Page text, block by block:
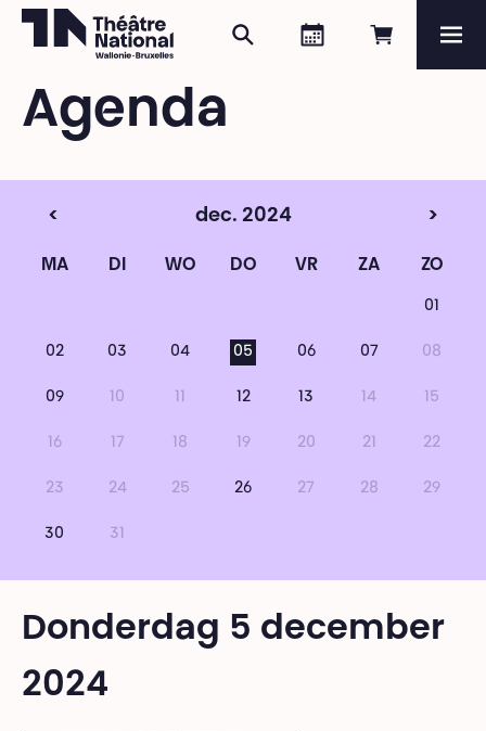
Online
Agenda
Zoeken
Agenda
< dec. 2024 >
MA DI WO DO VR ZA ZO
01
02 03 04 05 06 07 08
09 10 11 12 13 14 15
16 17 18 19 20 21 22
23 24 25 26 27 28 29
30 31
Donderdag 5 december
2024